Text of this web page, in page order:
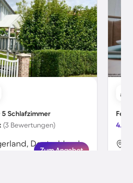
5 Schlafzimmer
(3 Bewertungen)
Deutschland
Zum Angebot
ab
4.9